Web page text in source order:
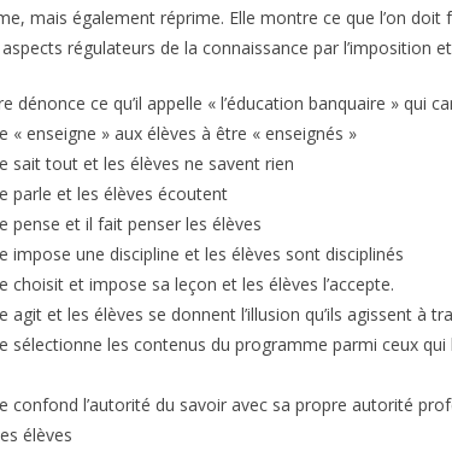
mais également réprime. Elle montre ce que l’on doit
régulateurs de la connaissance par l’imposition
dénonce ce qu’il appelle « l’éducation banquaire » qui
« enseigne » aux élèves à être « enseignés »
sait tout et les élèves ne savent rien
parle et les élèves écoutent
pense et il fait penser les élèves
impose une discipline et les élèves sont disciplinés
choisit et impose sa leçon et les élèves l’accepte.
agit et les élèves se donnent l’illusion qu’ils agissent à
sélectionne les contenus du programme parmi ceux qui
confond l’autorité du savoir avec sa propre autorité
élèves